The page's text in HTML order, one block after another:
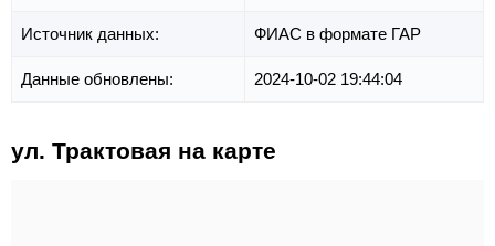
Источник данных: ФИАС в формате ГАР
Данные обновлены: 2024-10-02 19:44:04
ул. Трактовая на карте